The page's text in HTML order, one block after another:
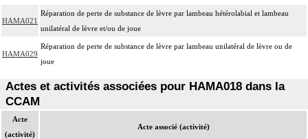
HAMA021
Réparation de perte de substance de lèvre par lambeau hétérolabial et lambeau
unilatéral de lèvre et/ou de joue
HAMA029
Réparation de perte de substance de lèvre par lambeau unilatéral de lèvre ou de
joue
Actes et activités associées pour HAMA018 dans la
CCAM
Acte
(activité)
Acte associé (activité)